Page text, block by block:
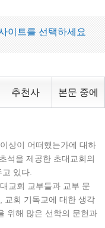
이트를 선택하세요
추천사 본문 중에
상이 어떠했는가에 대하
석을 제공한 초대교회의
있다.
교회 교부들과 교부 문
교회 기독교에 대한 생각
위해 많은 선학의 문헌과